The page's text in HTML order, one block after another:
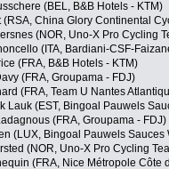
(BEL, B&B Hotels - KTM)
(RSA, China Glory Continental
(NOR, Uno-X Pro Cycling
(ITA, Bardiani-CSF-
(FRA, B&B Hotels - KTM)
(FRA, Groupama - FDJ)
(FRA, Team U Nantes
Lauk (EST, Bingoal Pauwels
(FRA, Groupama - FDJ)
(LUX, Bingoal Pauwels Sauces
(NOR, Uno-X Pro Cycling
(FRA, Nice Métropole Côte